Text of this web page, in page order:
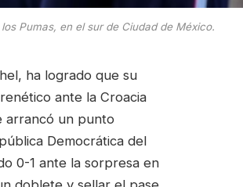
Pumas, en el sur de Ciudad de México.
ha logrado que su
ante la Croacia
arrancó un punto
Democrática del
0-1 ante la sorpresa en